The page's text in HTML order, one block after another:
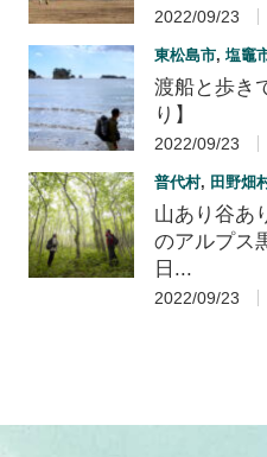
2022/09/23
東松島市,塩竈
渡船と歩き
り】
2022/09/23
普代村, 田野畑
山あり谷あ
のアルプス
日...
2022/09/23